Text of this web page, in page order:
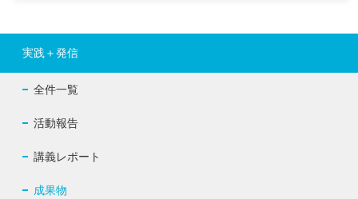
実践＋発信
全件一覧
活動報告
講義レポート
成果物